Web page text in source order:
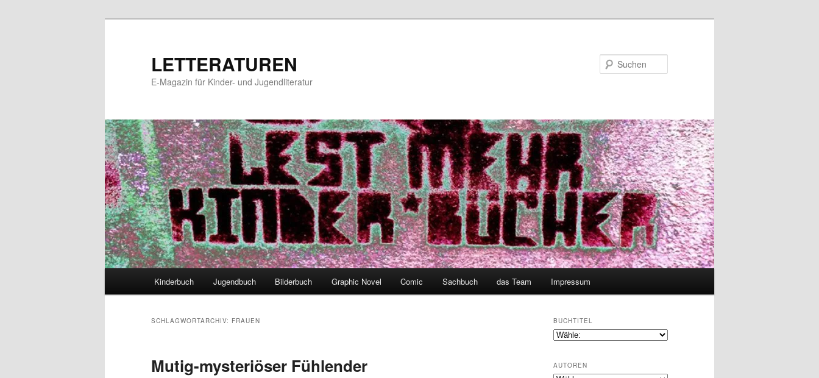
LETTERATUREN
E-Magazin für Kinder- und Jugendliteratur
Kinderbuch Jugendbuch Bilderbuch Graphic Novel Comic Sachbuch das Team Impressum
SCHLAGWORTARCHIV: FRAUEN
Mutig-mysteriöser Fühlender
BUCHTITEL
AUTOREN